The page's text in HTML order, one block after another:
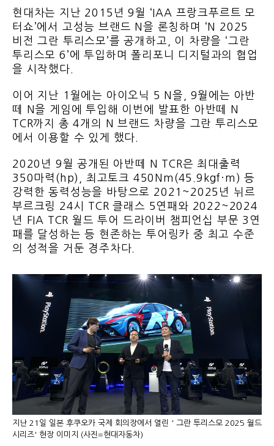
현대차는 지난 2015년 9월 ‘IAA 프랑크푸르트 모
터쇼’에서 고성능 브랜드 N을 론칭하며 ‘N 2025
비전 그란 투리스모’를 공개하고, 이 차량을 ‘그란
투리스모 6’에 투입하며 폴리포니 디지털과의 협업
을 시작했다.
이어 지난 1월에는 아이오닉 5 N을, 9월에는 아반
떼 N을 게임에 투입해 이번에 발표한 아반떼 N
TCR까지 총 4개의 N 브랜드 차량을 그란 투리스모
에서 이용할 수 있게 했다.
2020년 9월 공개된 아반떼 N TCR은 최대출력
350마력(hp), 최고토크 450Nm(45.9kgf·m) 등
강력한 동력성능을 바탕으로 2021~2025년 뉘르
부르크링 24시 TCR 클래스 5연패와 2022~2024
년 FIA TCR 월드 투어 드라이버 챔피언십 부문 3연
패를 달성하는 등 현존하는 투어링카 중 최고 수준
의 성적을 거둔 경주차다.
지난 21일 일본 후쿠오카 국제 회의장에서 열린 ' 그란 투리스모 2025 월드
시리즈' 현장 이미지 (사진=현대자동차)